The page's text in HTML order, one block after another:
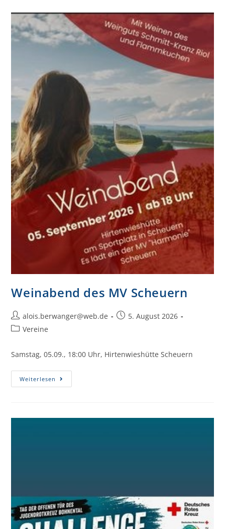
Weinabend des MV Scheuern
alois.berwanger@web.de
5. August 2026
Vereine
Samstag, 05.09., 18:00 Uhr, Hirtenwieshütte Scheuern
Weiterlesen